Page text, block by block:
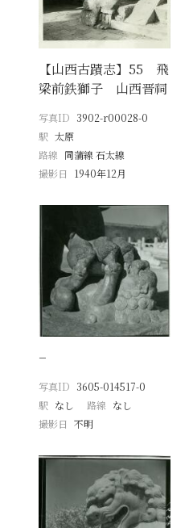
【山西古蹟志】55 飛
梁前鉄獅子 山西晋祠
写真ID 3902-r00028-0
駅 太原
路線 同蒲線 石太線
撮影日
1940年12月
−
写真ID 3605-014517-0
駅 なし 路線 なし
撮影日
不明